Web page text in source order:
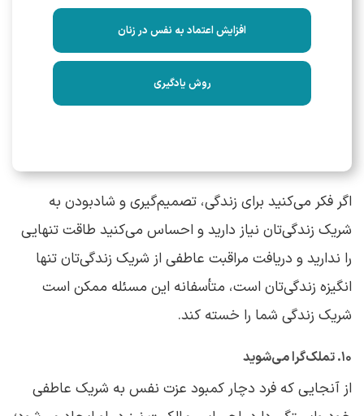
افزایش اعتماد به نفس در زنان
روش یادگیری
اگر فکر می‌کنید برای زندگی، تصمیم‌گیری و شادبودن به
شریک زندگی‌تان نیاز دارید و احساس می‌کنید طاقت تنهایی
را ندارید و دریافت مراقبت عاطفی از شریک زندگی‌تان تنها
انگیزه زندگی‌تان است، متأسفانه این مسئله ممکن است
شریک زندگی شما را خسته کند.
۱۰. تملک‌گرا می‌شوید
از آنجایی که فرد دچار کمبود عزت نفس به شریک عاطفی